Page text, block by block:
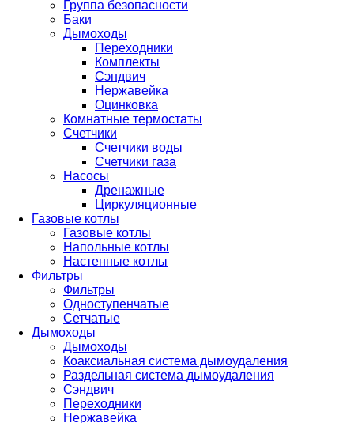
Группа безопасности
Баки
Дымоходы
Переходники
Комплекты
Сэндвич
Нержавейка
Оцинковка
Комнатные термостаты
Счетчики
Счетчики воды
Счетчики газа
Насосы
Дренажные
Циркуляционные
Газовые котлы
Газовые котлы
Напольные котлы
Настенные котлы
Фильтры
Фильтры
Одноступенчатые
Сетчатые
Дымоходы
Дымоходы
Коаксиальная система дымоудаления
Раздельная система дымоудаления
Сэндвич
Переходники
Нержавейка